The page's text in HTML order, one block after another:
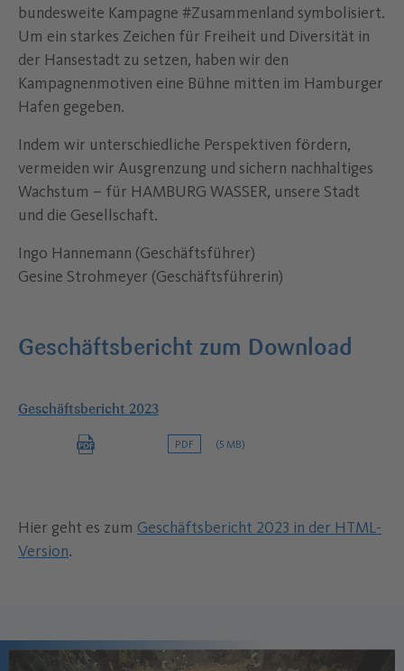
bundesweite Kampagne #Zusammenland symbolisiert.
Um ein starkes Zeichen für Freiheit und Diversität in
der Hansestadt zu setzen, haben wir den
Kampagnenmotiven eine Bühne mitten im Hamburger
Hafen gegeben.
Indem wir unterschiedliche Perspektiven fördern,
vermeiden wir Ausgrenzung und sichern nachhaltiges
Wachstum – für HAMBURG WASSER, unsere Stadt
und die Gesellschaft.
Ingo Hannemann (Geschäftsführer)
Gesine Strohmeyer (Geschäftsführerin)
Geschäftsbericht zum Download
Geschäftsbericht 2023
PDF (5 MB)
Hier geht es zum Geschäftsbericht 2023 in der HTML-
Version.